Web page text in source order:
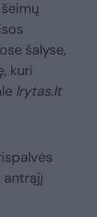
šalyse,
kuri
lrytas.lt
antrąjį